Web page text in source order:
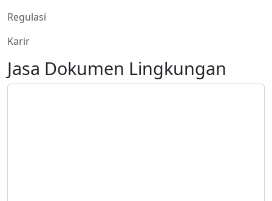
Regulasi
Karir
Jasa Dokumen Lingkungan